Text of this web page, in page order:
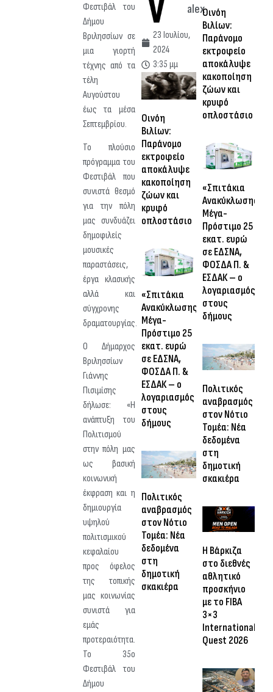
Φεστιβάλ του
Δήμου
Βριλησσίων σε
μια γιορτή
τέχνης από τα
τέλη
Αυγούστου
έως τα μέσα
Σεπτεμβρίου.
Το πλούσιο
πρόγραμμα του
Φεστιβάλ που
συνιστά θεσμό
για την πόλη
μας συνδυάζει
δημοφιλείς
μουσικές
παραστάσεις,
έργα κλασικής
αλλά και
σύγχρονης
δραματουργίας.
Ο Δήμαρχος
Βριλησσίων
Γιάννης
Πισιμίσης
δήλωσε: «Η
ανάπτυξη του
Πολιτισµού
στην πόλη µας
ως βασική
κοινωνική
έκφραση και η
δηµιουργία
υψηλού
πολιτισµικού
κεφαλαίου
προς όφελος
της τοπικής
µας κοινωνίας
συνιστά για
εμάς
προτεραιότητα.
Το 35ο
Φεστιβάλ του
Δήμου
alex
23 Ιουλίου,
2024
3:35 μμ
Οινόη
Βιλίων:
Παράνομο
εκτροφείο
αποκάλυψε
κακοποίηση
ζώων και
κρυφό
οπλοστάσιο
«Σπιτάκια
Ανακύκλωσης»:
Μέγα-
Πρόστιμο 25
εκατ. ευρώ
σε ΕΔΣΝΑ,
ΦΟΣΔΑ Π. &
ΕΣΔΑΚ – ο
λογαριασμός
στους
δήμους
Πολιτικός
αναβρασμός
στον Νότιο
Τομέα: Νέα
δεδομένα
στη
δημοτική
σκακιέρα
Οινόη
Βιλίων:
Παράνομο
εκτροφείο
αποκάλυψε
κακοποίηση
ζώων και
κρυφό
οπλοστάσιο
«Σπιτάκια
Ανακύκλωσης»:
Μέγα-
Πρόστιμο 25
εκατ. ευρώ
σε ΕΔΣΝΑ,
ΦΟΣΔΑ Π. &
ΕΣΔΑΚ – ο
λογαριασμός
στους
δήμους
Πολιτικός
αναβρασμός
στον Νότιο
Τομέα: Νέα
δεδομένα
στη
δημοτική
σκακιέρα
Η Βάρκιζα
στο διεθνές
αθλητικό
προσκήνιο
με το FIBA
3×3
International
Quest 2026